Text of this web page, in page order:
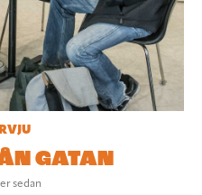
GATAN
sedan